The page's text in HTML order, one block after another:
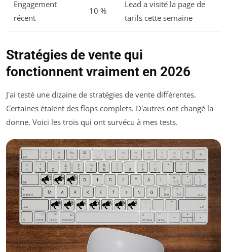
Engagement
récent
10 %
Lead a visité la page de
tarifs cette semaine
Stratégies de vente qui
fonctionnent vraiment en 2026
J'ai testé une dizaine de stratégies de vente différentes.
Certaines étaient des flops complets. D'autres ont changé la
donne. Voici les trois qui ont survécu à mes tests.